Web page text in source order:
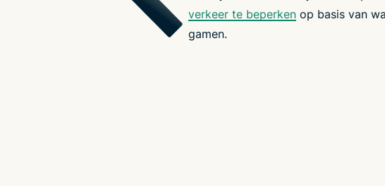
verkeer te beperken op basis van
gamen.